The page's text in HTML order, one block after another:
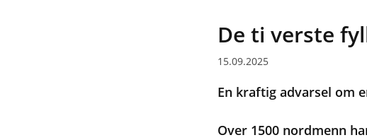
De ti verste
15.09.2025
En kraftig advarsel om
Over 1500 nordmenn